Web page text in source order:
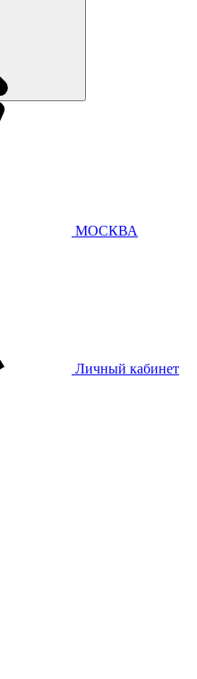
МОСКВА
Личный кабинет